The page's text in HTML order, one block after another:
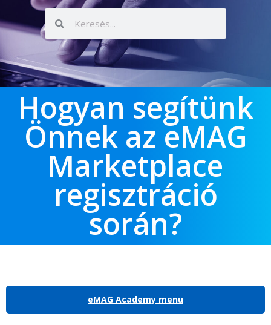
Hogyan segítünk
Önnek az eMAG
Marketplace
regisztráció
során?
eMAG Academy menu